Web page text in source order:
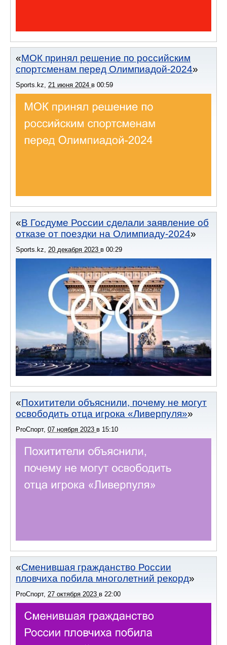
МОК принял решение по российским
спортсменам перед Олимпиадой-2024
Sports.kz, 21 июня 2024 в 00:59
В Госдуме России сделали заявление об
отказе от поездки на Олимпиаду-2024
Sports.kz, 20 декабря 2023 в 00:29
Похитители объяснили, почему не могут
освободить отца игрока «Ливерпуля»
ProСпорт, 07 ноября 2023 в 15:10
Сменившая гражданство России
пловчиха побила многолетний рекорд
ProСпорт, 27 октября 2023 в 22:00